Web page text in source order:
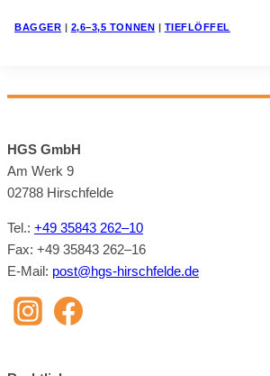
BAG­GER | 2,6−3,5 TON­NEN | TIEF­LÖF­FEL
HGS GmbH
Am Werk 9
02788 Hirsch­felde
Tel.: +49 35843 262–10
Fax: +49 35843 262–16
E‑Mail: post@​hgs-​hirschfelde.​de